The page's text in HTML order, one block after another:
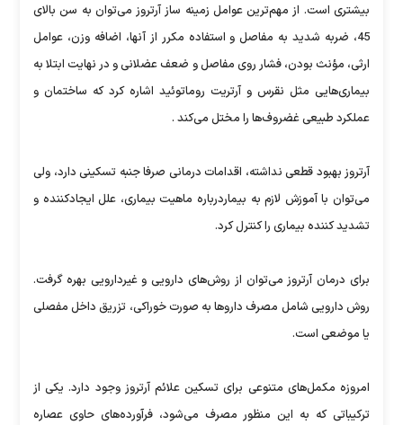
بیشتری است‌. از مهم‌ترین عوامل زمینه ساز آرتروز می‌توان به سن بالای
45، ضربه شدید به مفاصل و استفاده مکرر از آنها، اضافه وزن، عوامل
ارثی، مؤنث بودن، فشار روی مفاصل و ضعف عضلانی و در نهایت ابتلا به
بیماری‌هایی مثل نقرس و آرتریت روماتوئید اشاره کرد که ساختمان و
عملکرد طبیعی غضروف‌ها را مختل می‌کند .
آرتروز بهبود قطعی نداشته، اقدامات درمانی صرفا جنبه تسکینی دارد، ولی
می‌توان با آموزش لازم به بیماردرباره ماهیت بیماری، علل ایجادکننده و
تشدید کننده بیماری را کنترل کرد.
برای درمان آرتروز می‌توان از روش‌های دارویی و غیر‌دارویی بهره گرفت.
روش دارویی شامل مصرف داروها به صورت خوراکی، تزریق داخل مفصلی
یا موضعی است.
امروزه مکمل‌های متنوعی برای تسکین علائم آرتروز وجود دارد. یکی از
ترکیباتی که به این منظور مصرف می‌شود، فرآورده‌های حاوی عصاره